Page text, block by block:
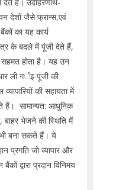
देशों जैसे फ्रान्स,एवं
का यह कार्य
के बदले में पूंजी देते हैं,
होता है। यह उन
ली गर्इ पूंजी की
की सहायता में
हैं। सामान्यत: आधुनिक
भेजने की स्थिति में
भी बना सकते हैं। ये
प्रगति जो व्यापार और
द्वारा प्रदान विनिमय